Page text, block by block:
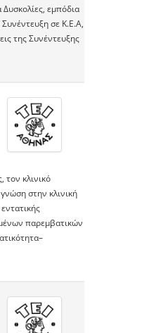
εμπόδια
σε Κ.Ε.Α,
της Συνέντευξης
κλινικό
στην κλινική
παρεμβατικών